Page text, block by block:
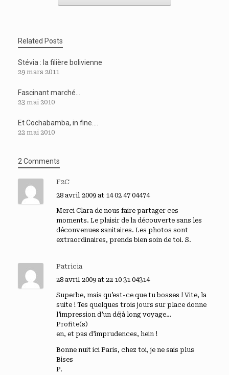
Related Posts
Stévia : la filière bolivienne
29 mars 2011
Fascinant marché…
23 mai 2010
Et Cochabamba, in fine….
22 mai 2010
2 Comments
F2C
28 avril 2009 at 14 02 47 04474
Merci Clara de nous faire partager ces
moments. Le plaisir de la découverte sans les
déconvenues sanitaires. Les photos sont
extraordinaires, prends bien soin de toi. S.
Patricia
28 avril 2009 at 22 10 31 04314
Superbe, mais qu’est-ce que tu bosses ! Vite, la
suite ! Tes quelques trois jours sur place donne
l’impression d’un déjà long voyage…
Profite(s)
en, et pas d’imprudences, hein !
Bonne nuit ici Paris, chez toi, je ne sais plus
Bises
P.